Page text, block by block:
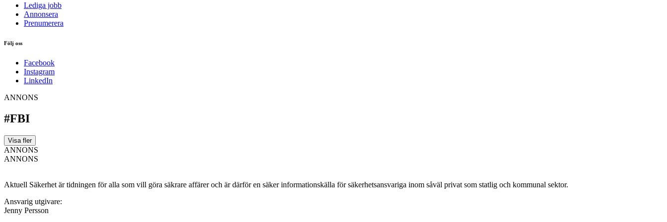
Lediga jobb
Annonsera
Prenumerera
Följ oss
Facebook
Instagram
LinkedIn
ANNONS
#FBI
Visa fler
ANNONS
ANNONS
Aktuell Säkerhet är tidningen för alla som vill göra säkrare affärer och är därför en säker informationskälla för säkerhets­ansvariga inom såväl privat som statlig och kommunal sektor.
Ansvarig utgivare:
Jenny Persson